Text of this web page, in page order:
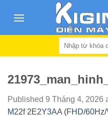
Search
Published 9 Tháng 4, 2026
M22f 2E2Y3AA (FHD/